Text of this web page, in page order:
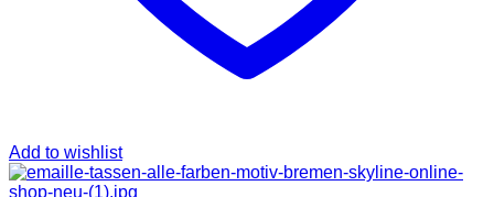
Add to wishlist